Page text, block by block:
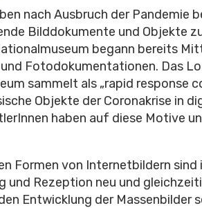
nach Ausbruch der Pandemie
Bilddokumente und Objekte
begann bereits
Fotodokumentationen. Das
sammelt als „rapid response
Objekte der Coronakrise in
haben auf diese Motive
Formen von Internetbildern sind
und Rezeption neu und
Entwicklung der Massenbilder